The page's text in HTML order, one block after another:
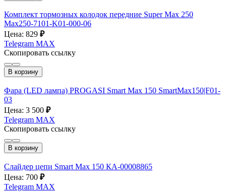
Комплект тормозных колодок передние Super Max 250
Max250-7101-K01-000-06
Цена: 829 ₽
Telegram MAX
Скопировать ссылку
В корзину
Фара (LED лампа) PROGASI Smart Max 150 SmartMax150|F01-
03
Цена: 3 500 ₽
Telegram MAX
Скопировать ссылку
В корзину
Слайдер цепи Smart Max 150 КА-00008865
Цена: 700 ₽
Telegram MAX